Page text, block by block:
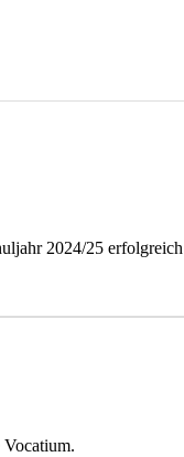
2024/25